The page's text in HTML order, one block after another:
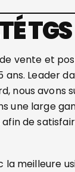
TGS
vente et
ans. Leader
nous avons
une large
de
la meilleure